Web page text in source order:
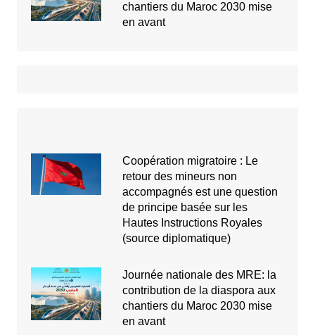
chantiers du Maroc 2030 mise
en avant
Coopération migratoire : Le
retour des mineurs non
accompagnés est une question
de principe basée sur les
Hautes Instructions Royales
(source diplomatique)
Journée nationale des MRE: la
contribution de la diaspora aux
chantiers du Maroc 2030 mise
en avant